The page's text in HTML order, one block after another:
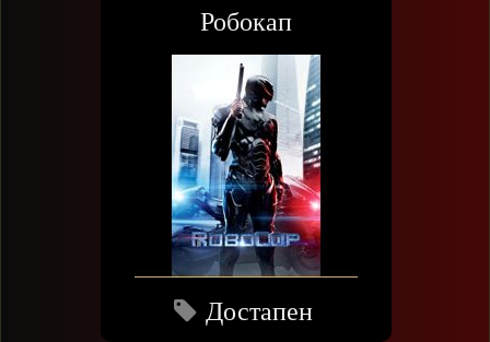
Робокап
Достапен